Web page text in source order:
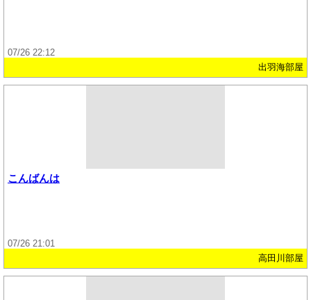
07/26 22:12
出羽海部屋
こんばんは
07/26 21:01
高田川部屋